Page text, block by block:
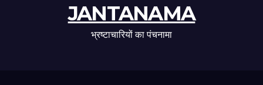
JANTANAMA
भ्रष्टाचारियों का पंचनामा